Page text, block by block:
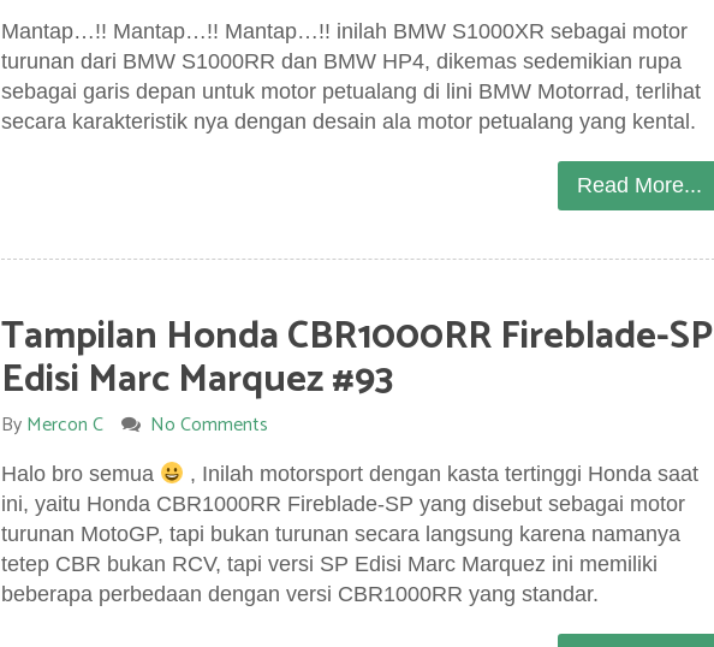
Mantap…!! Mantap…!! Mantap…!! inilah BMW S1000XR sebagai motor
turunan dari BMW S1000RR dan BMW HP4, dikemas sedemikian rupa
sebagai garis depan untuk motor petualang di lini BMW Motorrad, terlihat
secara karakteristik nya dengan desain ala motor petualang yang kental.
Read More...
Tampilan Honda CBR1000RR Fireblade-SP
Edisi Marc Marquez #93
ByMercon C No Comments
Halo bro semua
, Inilah motorsport dengan kasta tertinggi Honda saat
ini, yaitu Honda CBR1000RR Fireblade-SP yang disebut sebagai motor
turunan MotoGP, tapi bukan turunan secara langsung karena namanya
tetep CBR bukan RCV, tapi versi SP Edisi Marc Marquez ini memiliki
beberapa perbedaan dengan versi CBR1000RR yang standar.